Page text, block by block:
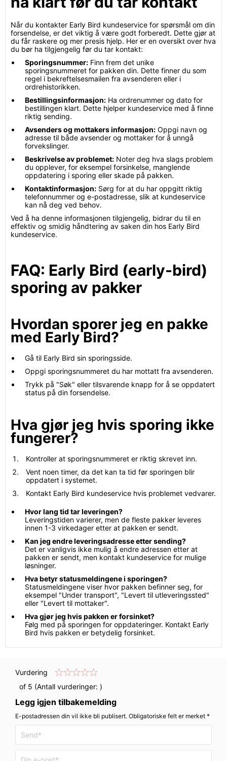
Når du kontakter Early Bird kundeservice for spørsmål om din
forsendelse, er det viktig å være godt forberedt. Dette gjør at
du får raskere og mer presis hjelp. Her er en oversikt over hva
du bør ha tilgjengelig før du tar kontakt:
Sporingsnummer: Finn frem det unike
sporingsnummeret for pakken din. Dette finner du som
regel i bekreftelsesmailen fra avsenderen eller i
ordrehistorikken.
Bestillingsinformasjon: Ha ordrenummer og dato for
bestillingen klart. Dette hjelper kundeservice med å finne
riktig sending.
Avsenders og mottakers informasjon: Oppgi navn og
adresse til både avsender og mottaker for å unngå
forvekslinger.
Beskrivelse av problemet: Noter deg hva slags problem
du opplever, for eksempel forsinkelse, manglende
oppdatering i sporing eller skade på pakken.
Kontaktinformasjon: Sørg for at du har oppgitt riktig
telefonnummer og e-postadresse, slik at kundeservice
kan nå deg ved behov.
Ved å ha denne informasjonen tilgjengelig, bidrar du til en
effektiv og smidig håndtering av saken din hos Early Bird
kundeservice.
FAQ: Early Bird (early-bird)
sporing av pakker
Hvordan sporer jeg en pakke
med Early Bird?
Gå til Early Bird sin sporingsside.
Oppgi sporingsnummeret du har mottatt fra avsenderen.
Trykk på "Søk" eller tilsvarende knapp for å se oppdatert
status på din forsendelse.
Hva gjør jeg hvis sporing ikke
fungerer?
Kontroller at sporingsnummeret er riktig skrevet inn.
Vent noen timer, da det kan ta tid før sporingen blir
oppdatert i systemet.
Kontakt Early Bird kundeservice hvis problemet vedvarer.
Hvor lang tid tar leveringen?
Leveringstiden varierer, men de fleste pakker leveres
innen 1-3 virkedager etter at pakken er sendt.
Kan jeg endre leveringsadresse etter sending?
Det er vanligvis ikke mulig å endre adressen etter at
pakken er sendt, men kontakt kundeservice for mulige
løsninger.
Hva betyr statusmeldingene i sporingen?
Statusmeldingene viser hvor pakken befinner seg, for
eksempel "Under transport", "Levert til utleveringssted"
eller "Levert til mottaker".
Hva gjør jeg hvis pakken er forsinket?
Følg med på sporingen for oppdateringer. Kontakt Early
Bird hvis pakken er betydelig forsinket.
Vurdering
of 5 (Antall vurderinger: )
Legg igjen tilbakemelding
E-postadressen din vil ikke bli publisert. Obligatoriske felt er merket *